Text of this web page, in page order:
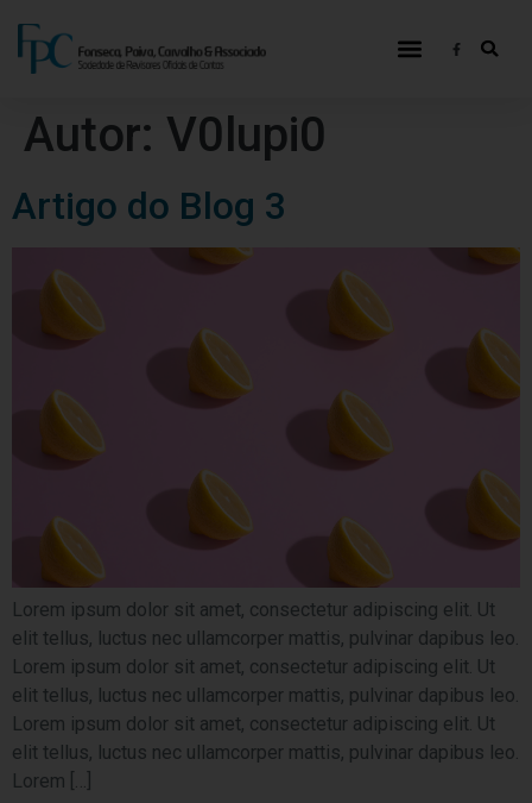
Autor: V0lupi0
Artigo do Blog 3
Lorem ipsum dolor sit amet, consectetur adipiscing elit. Ut
elit tellus, luctus nec ullamcorper mattis, pulvinar dapibus leo.
Lorem ipsum dolor sit amet, consectetur adipiscing elit. Ut
elit tellus, luctus nec ullamcorper mattis, pulvinar dapibus leo.
Lorem ipsum dolor sit amet, consectetur adipiscing elit. Ut
elit tellus, luctus nec ullamcorper mattis, pulvinar dapibus leo.
Lorem […]